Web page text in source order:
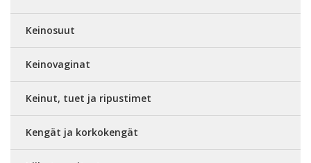
Keinosuut
Keinovaginat
Keinut, tuet ja ripustimet
Kengät ja korkokengät